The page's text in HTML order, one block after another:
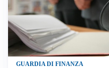
GUARDIA DI FINANZA